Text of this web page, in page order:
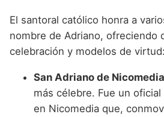
El santoral católico honra a
nombre de Adriano, ofreciendo
celebración y modelos de virtud:
San Adriano de
más célebre. Fue un
en Nicomedia que,